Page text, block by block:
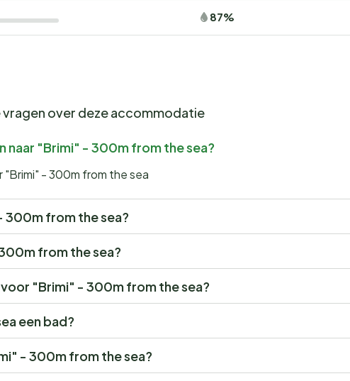
87%
over deze accommodatie
naar "Brimi" - 300m from the sea?
"Brimi" - 300m from the sea
300m from the sea?
from the sea?
"Brimi" - 300m from the sea?
een bad?
- 300m from the sea?